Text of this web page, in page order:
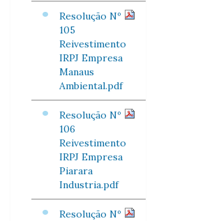
Resolução Nº
105
Reivestimento
IRPJ Empresa
Manaus
Ambiental.pdf
Resolução Nº
106
Reivestimento
IRPJ Empresa
Piarara
Industria.pdf
Resolução Nº